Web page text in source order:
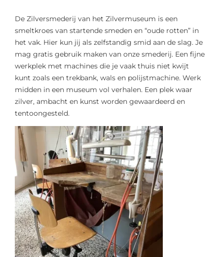
De Zilversmederij van het Zilvermuseum is een
smeltkroes van startende smeden en “oude rotten” in
het vak. Hier kun jij als zelfstandig smid aan de slag. Je
mag gratis gebruik maken van onze smederij. Een fijne
werkplek met machines die je vaak thuis niet kwijt
kunt zoals een trekbank, wals en polijstmachine. Werk
midden in een museum vol verhalen. Een plek waar
zilver, ambacht en kunst worden gewaardeerd en
tentoongesteld.